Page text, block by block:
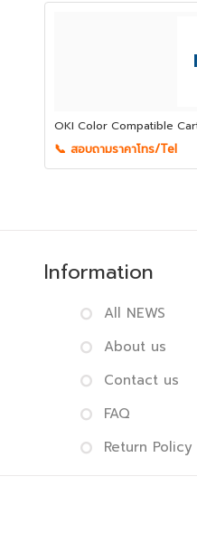
OKI Color Compatible
📞 สอบถามราคาโทร/Tel
Information
All NEWS
About us
Contact us
FAQ
Return Policy